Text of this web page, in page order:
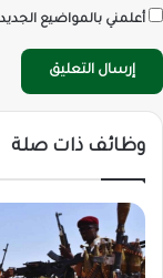
أعلمني بالمواضيع
وظائف ذات صلة